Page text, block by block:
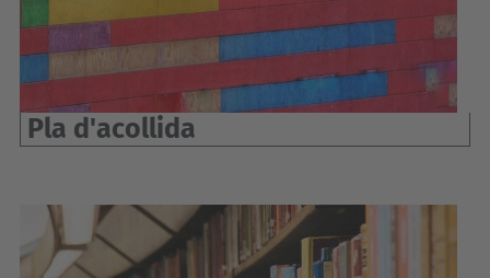
Pla d'acollida